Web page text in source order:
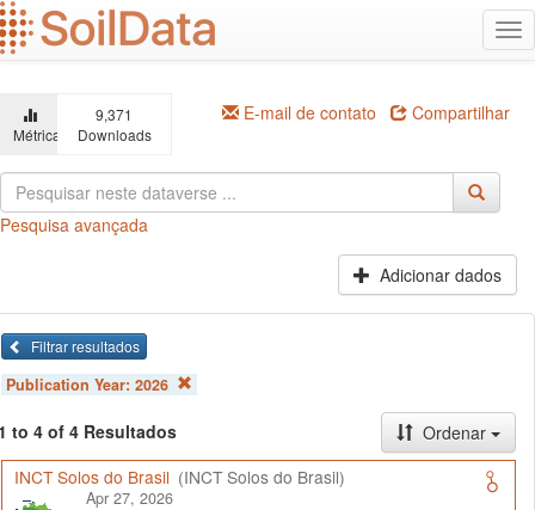
Ir
para
o
principal
Métricas
9,371
Downloads
E-mail de contato Compartilhar
Pesquisa avançada
Adicionar dados
Filtrar resultados
Publication Year: 2026
to 4 of 4 Resultados
Ordenar
INCT Solos do Brasil (INCT Solos do Brasil)
Apr 27, 2026